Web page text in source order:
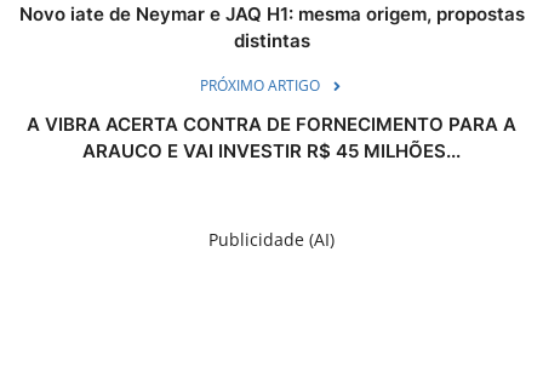
Novo iate de Neymar e JAQ H1: mesma origem, propostas
distintas
PRÓXIMO ARTIGO
A VIBRA ACERTA CONTRA DE FORNECIMENTO PARA A
ARAUCO E VAI INVESTIR R$ 45 MILHÕES...
Publicidade (AI)